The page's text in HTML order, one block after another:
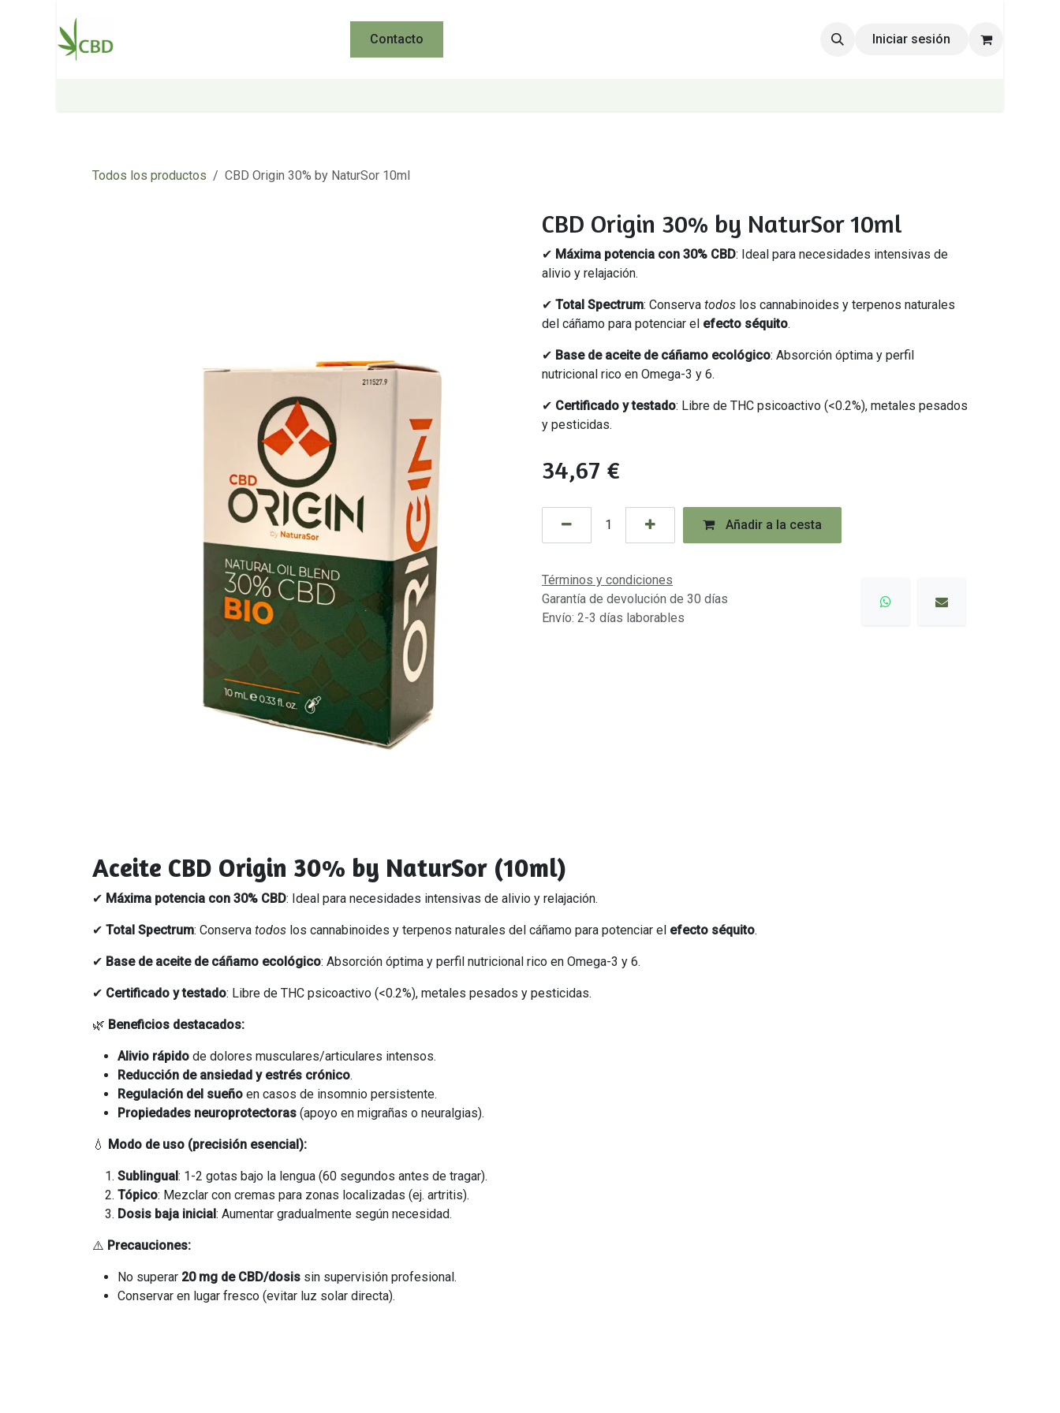
Contacto Iniciar sesión
Todos los productos CBD Origin 30% by NaturSor 10ml
CBD Origin 30% by NaturSor 10ml
✔ Máxima potencia con 30% CBD: Ideal para necesidades intensivas de
alivio y relajación.
✔ Total Spectrum: Conserva todos los cannabinoides y terpenos naturales
del cáñamo para potenciar el efecto séquito.
✔ Base de aceite de cáñamo ecológico: Absorción óptima y perfil
nutricional rico en Omega-3 y 6.
✔ Certificado y testado: Libre de THC psicoactivo (<0.2%), metales pesados
y pesticidas.
34,67 €
Añadir a la cesta
Términos y condiciones
Garantía de devolución de 30 días
Envío: 2-3 días laborables
Aceite CBD Origin 30% by NaturSor (10ml)
✔ Máxima potencia con 30% CBD: Ideal para necesidades intensivas de alivio y relajación.
✔ Total Spectrum: Conserva todos los cannabinoides y terpenos naturales del cáñamo para potenciar el efecto séquito.
✔ Base de aceite de cáñamo ecológico: Absorción óptima y perfil nutricional rico en Omega-3 y 6.
✔ Certificado y testado: Libre de THC psicoactivo (<0.2%), metales pesados y pesticidas.
🌿 Beneficios destacados:
Alivio rápido de dolores musculares/articulares intensos.
Reducción de ansiedad y estrés crónico.
Regulación del sueño en casos de insomnio persistente.
Propiedades neuroprotectoras (apoyo en migrañas o neuralgias).
💧 Modo de uso (precisión esencial):
Sublingual: 1-2 gotas bajo la lengua (60 segundos antes de tragar).
Tópico: Mezclar con cremas para zonas localizadas (ej. artritis).
Dosis baja inicial: Aumentar gradualmente según necesidad.
⚠️ Precauciones:
No superar 20 mg de CBD/dosis sin supervisión profesional.
Conservar en lugar fresco (evitar luz solar directa).